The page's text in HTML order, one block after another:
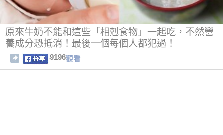
原來牛奶不能和這些「相剋食物」一起吃，不然營
養成分恐抵消！最後一個每個人都犯過！
9196觀看